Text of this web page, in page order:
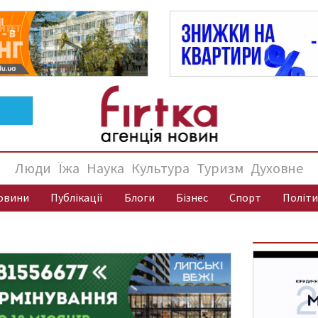
Люди Їжа Наука Культура Туризм Духовне
Публікації Блоги Бізнес Спорт